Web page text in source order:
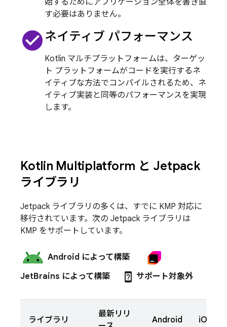
す必要はありません。
check_circle ネイティブ パフォーマンス
Kotlin マルチプラットフォームは、ターゲッ
ト プラットフォームがコードを実行するネ
イティブな方法でコンパイルされるため、ネ
イティブ実装と同等のパフォーマンスを実現
します。
Kotlin Multiplatform と Jetpack
ライブラリ
Jetpack ライブラリの多くは、すでに KMP 対応に
移行されています。次の Jetpack ライブラリは
KMP をサポートしています。
Android によって構築
JetBrains によって構築
device_unknown サポート対象外
ライブラリ
最新リリ
Android iOS